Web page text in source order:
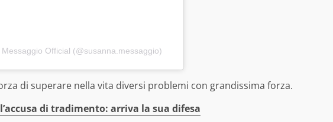
Official (@susanna.messaggio)
di superare nella vita diversi problemi con grandissima forza.
l’accusa di tradimento: arriva la sua difesa